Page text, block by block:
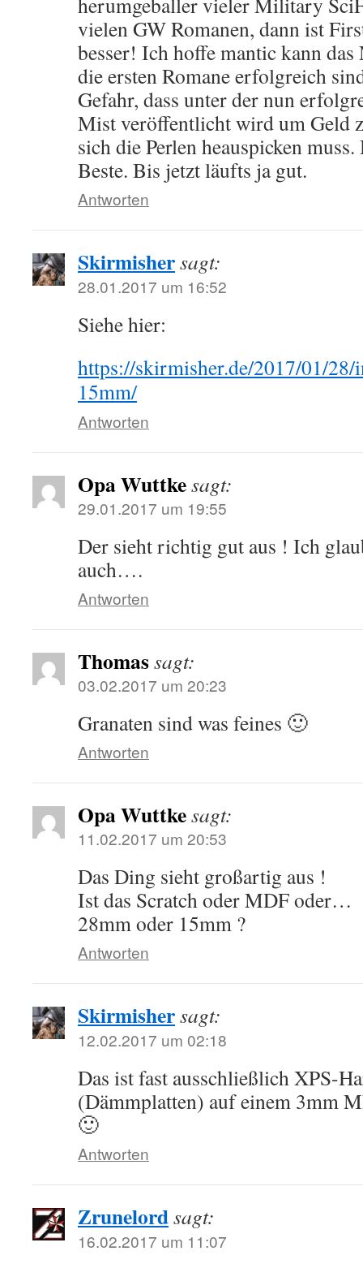
vielen GW Romanen, dann ist
besser! Ich hoffe mantic kann
die ersten Romane erfolgreich
Gefahr, dass unter der nun
Mist veröffentlicht wird um Geld
sich die Perlen heauspicken
Beste. Bis jetzt läufts ja gut.
Antworten
Skirmishersagt:
28.01.2017 um 16:52
Siehe hier:
https://skirmisher.de/2017/01/
15mm/
Antworten
Opa Wuttkesagt:
29.01.2017 um 19:55
Der sieht richtig gut aus ! Ich
auch….
Antworten
Thomassagt:
03.02.2017 um 20:23
Granaten sind was feines 🙂
Antworten
Opa Wuttkesagt:
11.02.2017 um 20:53
Das Ding sieht großartig aus !
Ist das Scratch oder MDF oder…
28mm oder 15mm ?
Antworten
Skirmishersagt:
12.02.2017 um 02:18
Das ist fast ausschließlich XPS-
(Dämmplatten) auf einem 3mm
🙂
Antworten
Zrunelordsagt:
16.02.2017 um 11:07